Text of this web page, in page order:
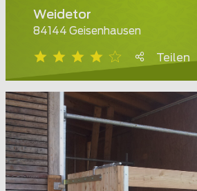
Weidetor
84144 Geisenhausen
Teilen